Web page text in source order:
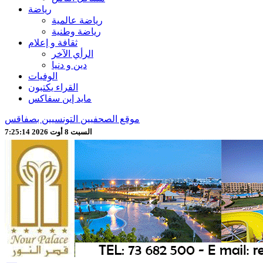
رياضة
رياضة عالمية
رياضة وطنية
ثقافة و إعلام
الرأي الآخر
دين و دنيا
الوفيات
القراء يكتبون
مايد إين سفاكس
موقع الصحفيين التونسيين بصفاقس
السبت 8 أوت 2026 7:25:16